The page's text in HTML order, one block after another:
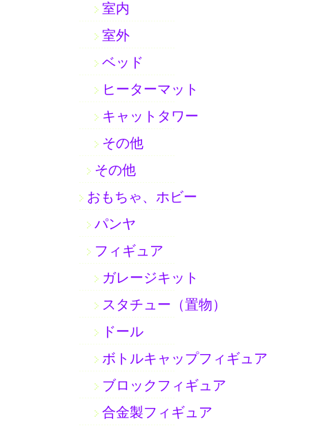
室内
室外
ベッド
ヒーターマット
キャットタワー
その他
その他
おもちゃ、ホビー
パンヤ
フィギュア
ガレージキット
スタチュー（置物）
ドール
ボトルキャップフィギュア
ブロックフィギュア
合金製フィギュア